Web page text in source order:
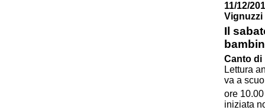
11/12/
Vignuzzi
Il
Canto di
Lettura
va a
ore
iniziata